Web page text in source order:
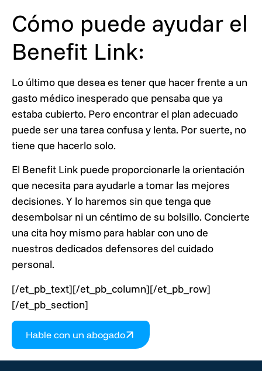
Cómo puede ayudar el
Benefit Link:
Lo último que desea es tener que hacer frente a un
gasto médico inesperado que pensaba que ya
estaba cubierto. Pero encontrar el plan adecuado
puede ser una tarea confusa y lenta. Por suerte, no
tiene que hacerlo solo.
El Benefit Link puede proporcionarle la orientación
que necesita para ayudarle a tomar las mejores
decisiones. Y lo haremos sin que tenga que
desembolsar ni un céntimo de su bolsillo. Concierte
una cita hoy mismo para hablar con uno de
nuestros dedicados defensores del cuidado
personal.
[/et_pb_text][/et_pb_column][/et_pb_row]
[/et_pb_section]
Hable con un abogado